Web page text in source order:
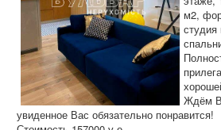
м2,
студия
Ждём
увиденное Вас обязательно понравится!